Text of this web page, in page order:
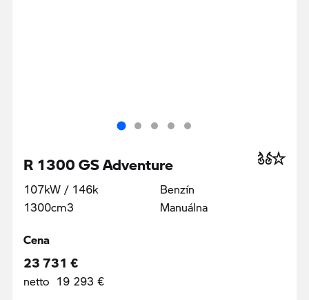
R 1300 GS Adventure
107kW / 146k
1300cm3
Benzín
Manuálna
Cena
23 731 €
netto 19 293 €